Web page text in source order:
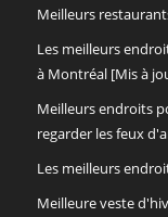
Meilleurs
Les meilleurs
à Montréal [Mis à
Meilleurs endroits
regarder les feux
Les meilleurs
Meilleure veste